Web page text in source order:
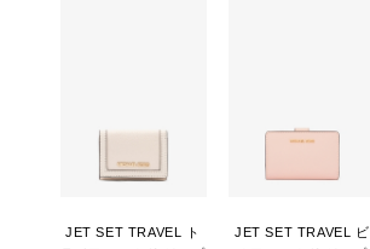
JET SET TRAVEL ト
JET SET TRAVEL ビ